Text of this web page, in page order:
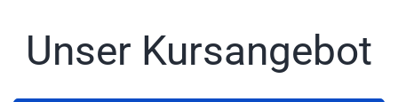
Unser Kursangebot